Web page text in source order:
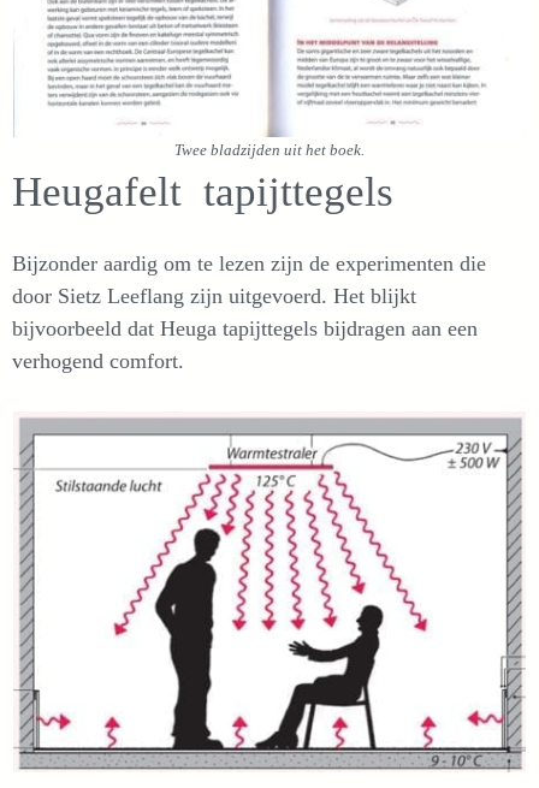
Twee bladzijden uit het boek.
Heugafelt tapijttegels
Bijzonder aardig om te lezen zijn de experimenten die
door Sietz Leeflang zijn uitgevoerd. Het blijkt
bijvoorbeeld dat Heuga tapijttegels bijdragen aan een
verhogend comfort.